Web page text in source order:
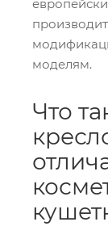
моделям.
Что